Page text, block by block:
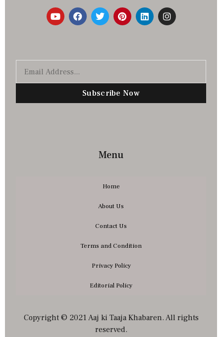
Subscribe Now
Menu
Home
About Us
Contact Us
Terms and Condition
Privacy Policy
Editorial Policy
Copyright © 2021 Aaj ki Taaja Khabaren. All rights
reserved.